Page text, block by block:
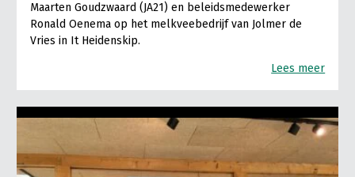
Maarten Goudzwaard (JA21) en beleidsmedewerker
Ronald Oenema op het melkveebedrijf van Jolmer de
Vries in It Heidenskip.
Lees meer